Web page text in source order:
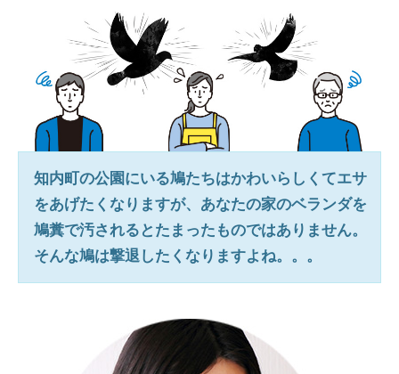
知内町の公園にいる鳩たちはかわいらしくてエサ
をあげたくなりますが、あなたの家のベランダを
鳩糞で汚されるとたまったものではありません。
そんな鳩は撃退したくなりますよね。。。